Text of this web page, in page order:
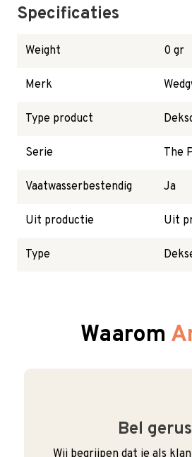
Specificaties
Weight 0 gr
Merk
Type product
Serie The
Vaatwasserbestendig Ja
Uit productie Uit
Type
Waarom
Bel
Wij begrijpen dat je als